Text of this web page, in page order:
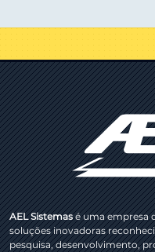
AEL Sistemasé uma empresa
soluções inovadoras
pesquisa, desenvolvimento,